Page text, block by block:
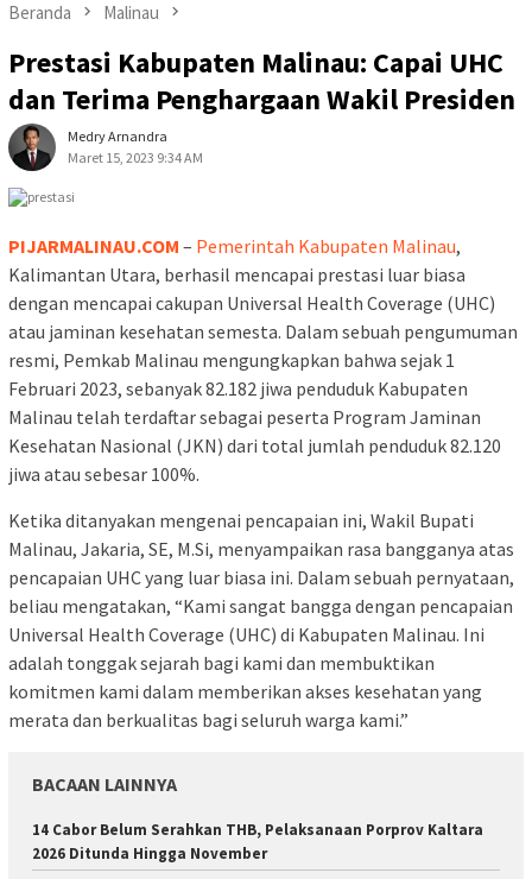
Beranda Malinau
Prestasi Kabupaten Malinau: Capai UHC
dan Terima Penghargaan Wakil Presiden
Medry Arnandra
Maret 15, 2023 9:34 AM
PIJARMALINAU.COM – Pemerintah Kabupaten Malinau,
Kalimantan Utara, berhasil mencapai prestasi luar biasa
dengan mencapai cakupan Universal Health Coverage (UHC)
atau jaminan kesehatan semesta. Dalam sebuah pengumuman
resmi, Pemkab Malinau mengungkapkan bahwa sejak 1
Februari 2023, sebanyak 82.182 jiwa penduduk Kabupaten
Malinau telah terdaftar sebagai peserta Program Jaminan
Kesehatan Nasional (JKN) dari total jumlah penduduk 82.120
jiwa atau sebesar 100%.
Ketika ditanyakan mengenai pencapaian ini, Wakil Bupati
Malinau, Jakaria, SE, M.Si, menyampaikan rasa bangganya atas
pencapaian UHC yang luar biasa ini. Dalam sebuah pernyataan,
beliau mengatakan, “Kami sangat bangga dengan pencapaian
Universal Health Coverage (UHC) di Kabupaten Malinau. Ini
adalah tonggak sejarah bagi kami dan membuktikan
komitmen kami dalam memberikan akses kesehatan yang
merata dan berkualitas bagi seluruh warga kami.”
BACAAN LAINNYA
14 Cabor Belum Serahkan THB, Pelaksanaan Porprov Kaltara
2026 Ditunda Hingga November